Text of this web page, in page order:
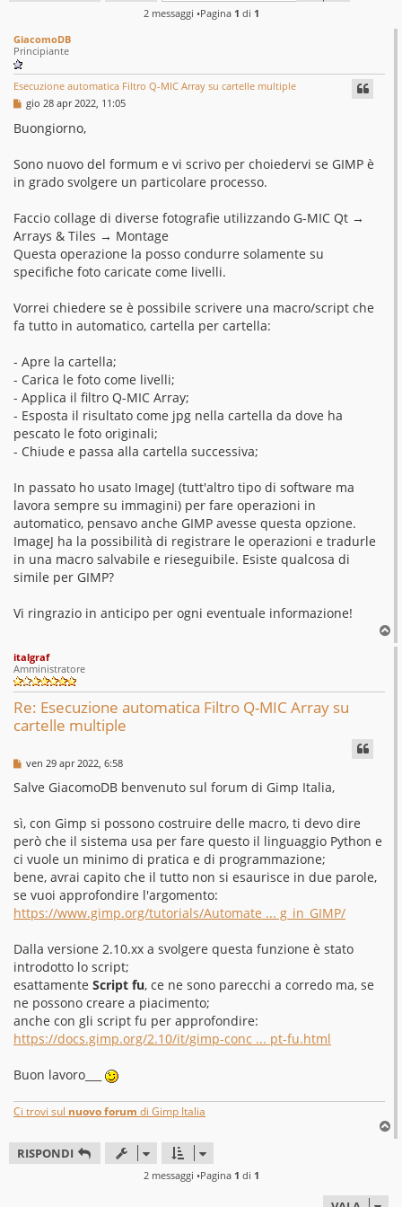
2 messaggi •Pagina 1 di 1
GiacomoDB
Principiante
Esecuzione automatica Filtro Q-MIC Array su cartelle multiple
M
e
s
s
g
g
i
gio 28 apr 2022, 11:05
Buongiorno,
Sono nuovo del formum e vi scrivo per choiedervi se GIMP è
in grado svolgere un particolare processo.
Faccio collage di diverse fotografie utilizzando G-MIC Qt →
Arrays & Tiles → Montage
Questa operazione la posso condurre solamente su
specifiche foto caricate come livelli.
Vorrei chiedere se è possibile scrivere una macro/script che
fa tutto in automatico, cartella per cartella:
- Apre la cartella;
- Carica le foto come livelli;
- Applica il filtro Q-MIC Array;
- Esposta il risultato come jpg nella cartella da dove ha
pescato le foto originali;
- Chiude e passa alla cartella successiva;
In passato ho usato ImageJ (tutt'altro tipo di software ma
lavora sempre su immagini) per fare operazioni in
automatico, pensavo anche GIMP avesse questa opzione.
ImageJ ha la possibilità di registrare le operazioni e tradurle
in una macro salvabile e rieseguibile. Esiste qualcosa di
simile per GIMP?
Vi ringrazio in anticipo per ogni eventuale informazione!
o
italgraf
Amministratore
Re: Esecuzione automatica Filtro Q-MIC Array su
cartelle multiple
M
s
s
g
i
o
ven 29 apr 2022, 6:58
Salve GiacomoDB benvenuto sul forum di Gimp Italia,
sì, con Gimp si possono costruire delle macro, ti devo dire
però che il sistema usa per fare questo il linguaggio Python e
ci vuole un minimo di pratica e di programmazione;
bene, avrai capito che il tutto non si esaurisce in due parole,
se vuoi approfondire l'argomento:
https://www.gimp.org/tutorials/Automate ... g_in_GIMP/
Dalla versione 2.10.xx a svolgere questa funzione è stato
introdotto lo script;
esattamente Script fu, ce ne sono parecchi a corredo ma, se
ne possono creare a piacimento;
anche con gli script fu per approfondire:
https://docs.gimp.org/2.10/it/gimp-conc ... pt-fu.html
Buon lavoro___
Ci trovi sul nuovo forum di Gimp Italia
o
RISPONDI
2 messaggi •Pagina 1 di 1